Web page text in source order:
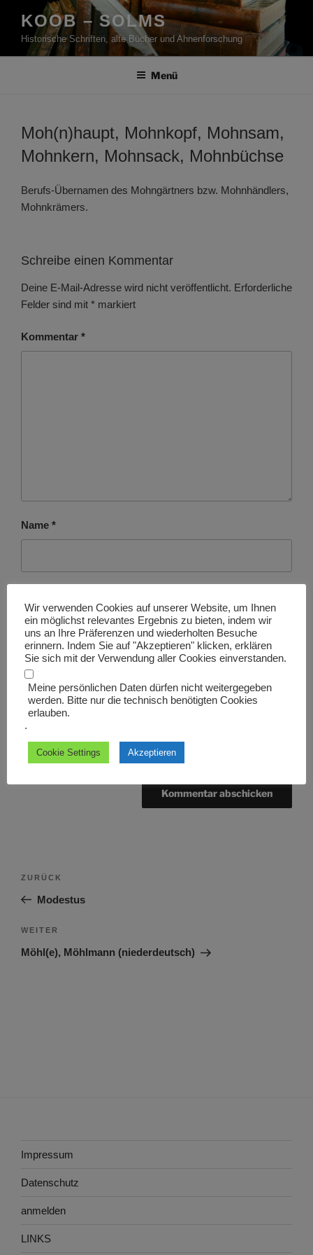
Inhalt
springen
KOOB – SOLMS
Historische Schriften, alte Bücher und Ahnenforschung
Menü
Moh(n)haupt, Mohnkopf, Mohnsam,
Mohnkern, Mohnsack, Mohnbüchse
Berufs-Übernamen des Mohngärtners bzw. Mohnhändlers,
Mohnkrämers.
Schreibe einen Kommentar
Deine E-Mail-Adresse wird nicht veröffentlicht. Erforderliche
Felder sind mit * markiert
Kommentar *
Name *
für meinen nächsten Kommentar speichern.
Beitragsnavigation
Vorheriger
Beitrag
ZURÜCK
Modestus
Nächster
Beitrag
WEITER
Möhl(e), Möhlmann (niederdeutsch)
Impressum
Datenschutz
anmelden
LINKS
Wir verwenden Cookies auf unserer Website, um Ihnen
ein möglichst relevantes Ergebnis zu bieten, indem wir
uns an Ihre Präferenzen und wiederholten Besuche
erinnern. Indem Sie auf "Akzeptieren" klicken, erklären
Sie sich mit der Verwendung aller Cookies einverstanden.
Meine persönlichen Daten dürfen nicht weitergegeben
werden. Bitte nur die technisch benötigten Cookies
erlauben.
.
Cookie Settings Akzeptieren